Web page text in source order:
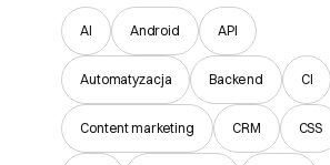
AI Android API
Automatyzacja Backend CI
Content marketing CRM CSS